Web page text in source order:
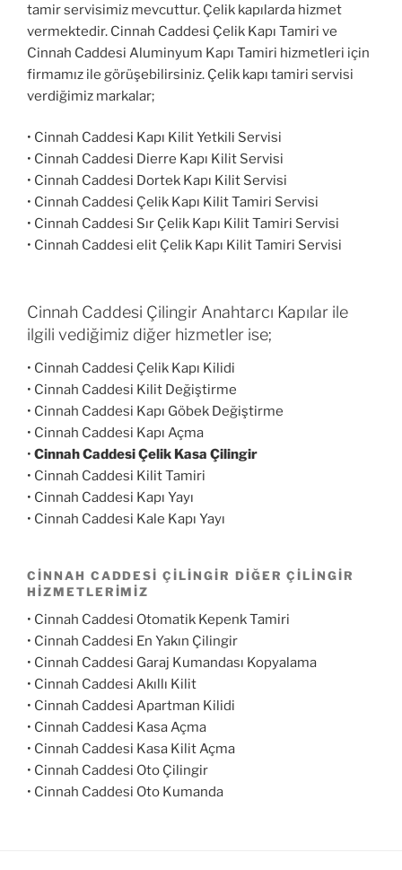
tamir servisimiz mevcuttur. Çelik kapılarda hizmet
vermektedir. Cinnah Caddesi Çelik Kapı Tamiri ve
Cinnah Caddesi Aluminyum Kapı Tamiri hizmetleri için
firmamız ile görüşebilirsiniz. Çelik kapı tamiri servisi
verdiğimiz markalar;
• Cinnah Caddesi Kapı Kilit Yetkili Servisi
• Cinnah Caddesi Dierre Kapı Kilit Servisi
• Cinnah Caddesi Dortek Kapı Kilit Servisi
• Cinnah Caddesi Çelik Kapı Kilit Tamiri Servisi
• Cinnah Caddesi Sır Çelik Kapı Kilit Tamiri Servisi
• Cinnah Caddesi elit Çelik Kapı Kilit Tamiri Servisi
Cinnah Caddesi Çilingir Anahtarcı Kapılar ile
ilgili vediğimiz diğer hizmetler ise;
• Cinnah Caddesi Çelik Kapı Kilidi
• Cinnah Caddesi Kilit Değiştirme
• Cinnah Caddesi Kapı Göbek Değiştirme
• Cinnah Caddesi Kapı Açma
• Cinnah Caddesi Çelik Kasa Çilingir
• Cinnah Caddesi Kilit Tamiri
• Cinnah Caddesi Kapı Yayı
• Cinnah Caddesi Kale Kapı Yayı
CINNAH CADDESI ÇILINGIR DIĞER ÇILINGIR
HIZMETLERIMIZ
• Cinnah Caddesi Otomatik Kepenk Tamiri
• Cinnah Caddesi En Yakın Çilingir
• Cinnah Caddesi Garaj Kumandası Kopyalama
• Cinnah Caddesi Akıllı Kilit
• Cinnah Caddesi Apartman Kilidi
• Cinnah Caddesi Kasa Açma
• Cinnah Caddesi Kasa Kilit Açma
• Cinnah Caddesi Oto Çilingir
• Cinnah Caddesi Oto Kumanda